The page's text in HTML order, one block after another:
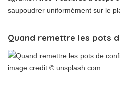
saupoudrer uniformément sur le
Quand remettre les pots
image credit © unsplash.com